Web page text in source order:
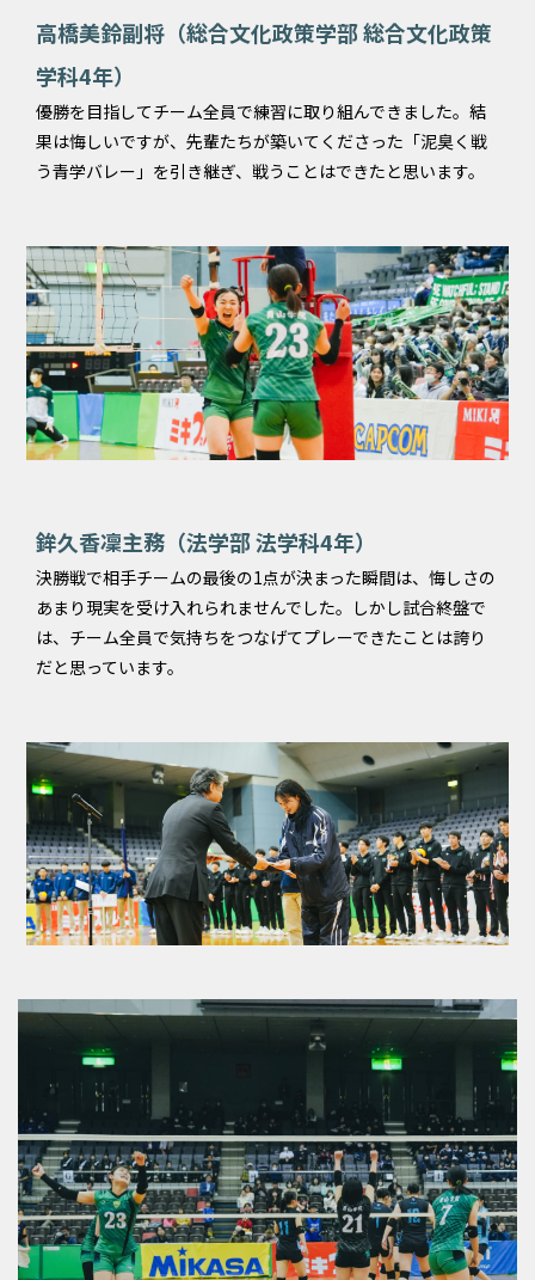
高橋美鈴副将（総合文化政策学部 総合文化政策
学科4年）
優勝を目指してチーム全員で練習に取り組んできました。結
果は悔しいですが、先輩たちが築いてくださった「泥臭く戦
う青学バレー」を引き継ぎ、戦うことはできたと思います。
鉾久香凜主務（法学部 法学科4年）
決勝戦で相手チームの最後の1点が決まった瞬間は、悔しさの
あまり現実を受け入れられませんでした。しかし試合終盤で
は、チーム全員で気持ちをつなげてプレーできたことは誇り
だと思っています。